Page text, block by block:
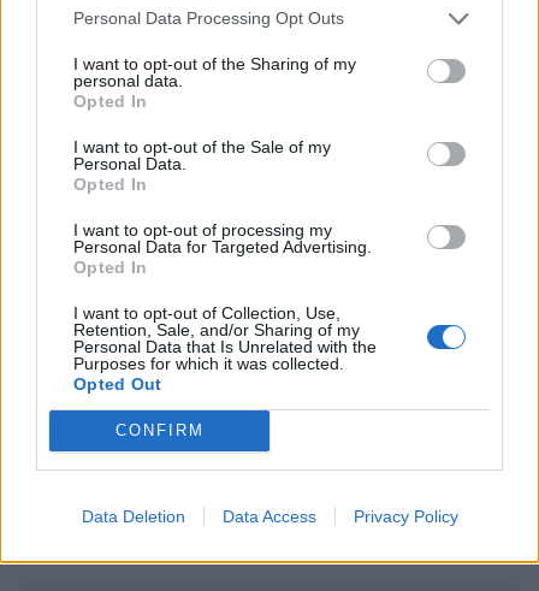
Personal Data Processing Opt Outs
I want to opt-out of the Sharing of my
personal data.
Opted In
I want to opt-out of the Sale of my
Personal Data.
Opted In
I want to opt-out of processing my
Personal Data for Targeted Advertising.
Opted In
I want to opt-out of Collection, Use,
Retention, Sale, and/or Sharing of my
Personal Data that Is Unrelated with the
Purposes for which it was collected.
Opted Out
CONFIRM
Data Deletion Data Access Privacy Policy
Scopri la nuova liena di palloni
RM